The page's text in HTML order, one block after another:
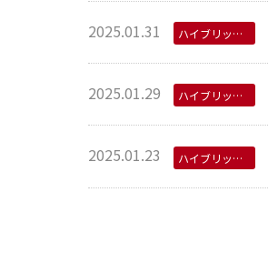
2025.01.31 ハイブリッド用オイル
2025.01.29 ハイブリッド用オイル
2025.01.23 ハイブリッド用オイル